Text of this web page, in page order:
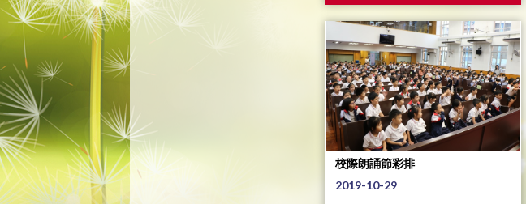
校際朗誦節彩排
2019-10-29